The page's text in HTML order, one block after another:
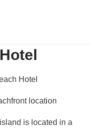
Hotel
location
is located in a